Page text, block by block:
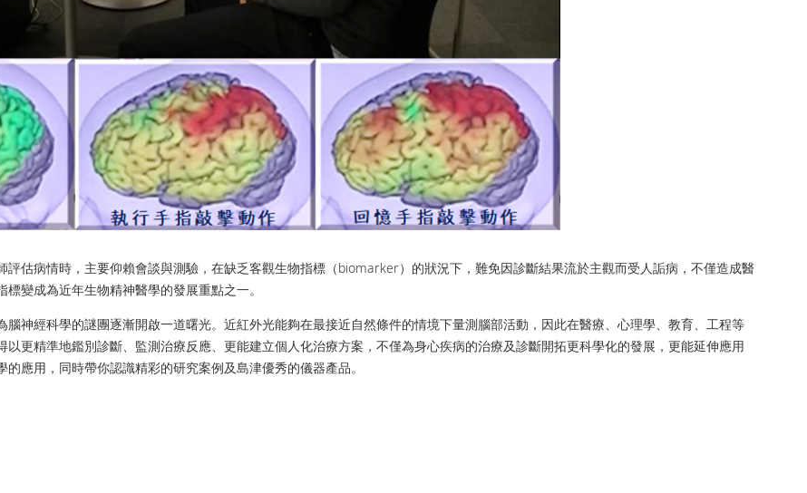
估病情時，主要仰賴會談與測驗，在缺乏客觀生物指標（biomarker）的狀況下，難免因診斷結果流於主觀而受人詬病，不僅造成醫
變成為近年生物精神醫學的發展重點之一。
神經科學的謎團逐漸開啟一道曙光。近紅外光能夠在最接近自然條件的情境下量測腦部活動，因此在醫療、心理學、教育、工程等
更精準地鑑別診斷、監測治療反應、更能建立個人化治療方案，不僅為身心疾病的治療及診斷開拓更科學化的發展，更能延伸應用
應用，同時帶你認識精彩的研究案例及島津優秀的儀器產品。